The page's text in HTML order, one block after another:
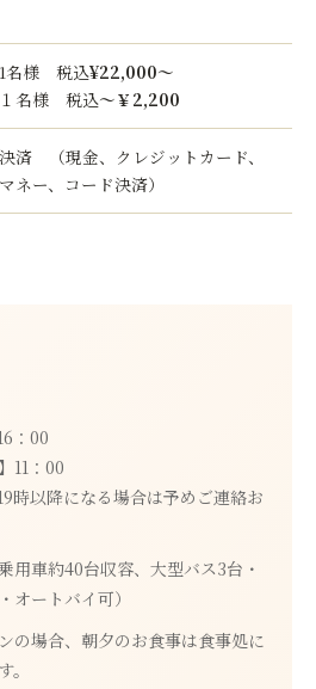
名様 税込¥22,000～
名様 税込～￥2,200
済 （現金、クレジットカード、
ネー、コード決済）
：00
11：00
時以降になる場合は予めご連絡お
用車約40台収容、大型バス3台・
オートバイ可）
の場合、朝夕のお食事は食事処に